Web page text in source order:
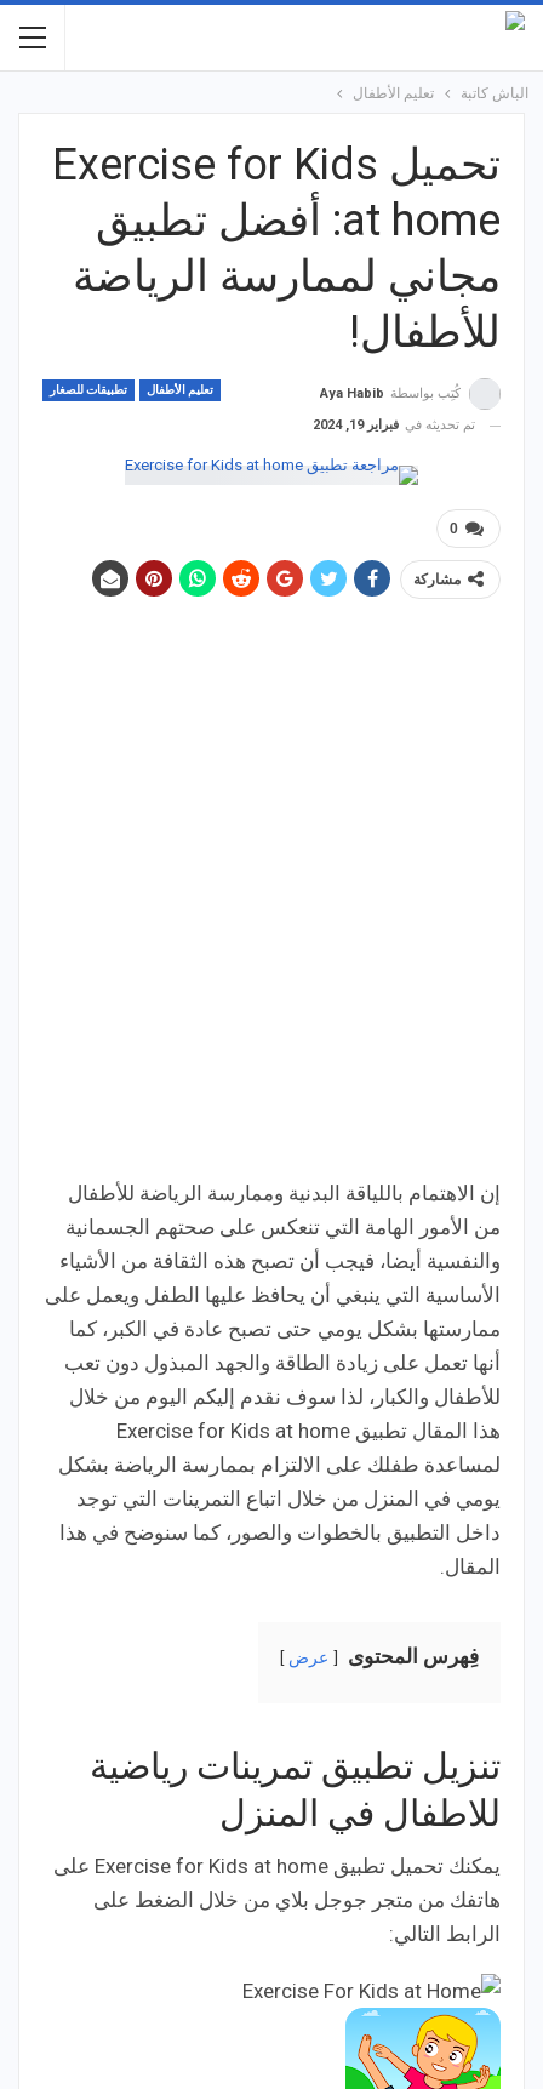
الباش كاتبة تعليم الأطفال
تحميل Exercise for Kids
at home: أفضل تطبيق
مجاني لممارسة الرياضة
للأطفال!
تعليم الأطفال تطبيقات للصغار كُتِب بواسطة Aya Habib
تم تحديثه في فبراير 19, 2024
0
مشاركة
إن الاهتمام باللياقة البدنية وممارسة الرياضة للأطفال
من الأمور الهامة التي تنعكس على صحتهم الجسمانية
والنفسية أيضا، فيجب أن تصبح هذه الثقافة من الأشياء
الأساسية التي ينبغي أن يحافظ عليها الطفل ويعمل على
ممارستها بشكل يومي حتى تصبح عادة في الكبر، كما
أنها تعمل على زيادة الطاقة والجهد المبذول دون تعب
للأطفال والكبار، لذا سوف نقدم إليكم اليوم من خلال
هذا المقال تطبيق Exercise for Kids at home
لمساعدة طفلك على الالتزام بممارسة الرياضة بشكل
يومي في المنزل من خلال اتباع التمرينات التي توجد
داخل التطبيق بالخطوات والصور، كما سنوضح في هذا
المقال.
فِهرس المحتوى عرض
تنزيل تطبيق تمرينات رياضية
للاطفال في المنزل
يمكنك تحميل تطبيق Exercise for Kids at home على
هاتفك من متجر جوجل بلاي من خلال الضغط على
الرابط التالي: